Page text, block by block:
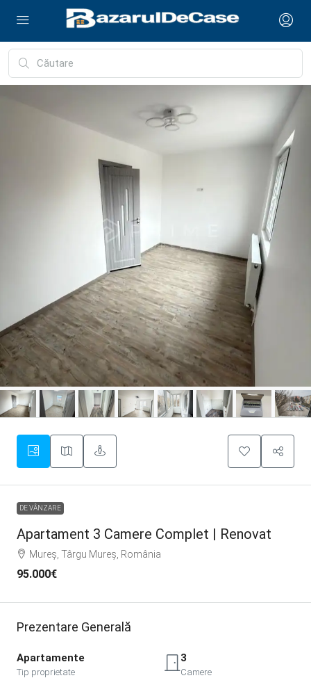
DE VÂNZARE
Apartament 3 Camere Complet | Renovat
Mureș, Târgu Mureș, România
95.000€
Prezentare Generală
Apartamente
Tip proprietate
3
Camere